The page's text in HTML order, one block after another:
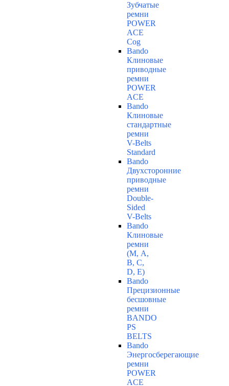
Зубчатые
ремни
POWER
ACE
Cog
Bando
Клиновые
приводные
ремни
POWER
ACE
Bando
Клиновые
стандартные
ремни
V-Belts
Standard
Bando
Двухсторонние
приводные
ремни
Double-
Sided
V-Belts
Bando
Клиновые
ремни
(М, A,
B, C,
D, Е)
Bando
Прецизионные
бесшовные
ремни
BANDO
PS
BELTS
Bando
Энергосберегающие
ремни
POWER
ACE